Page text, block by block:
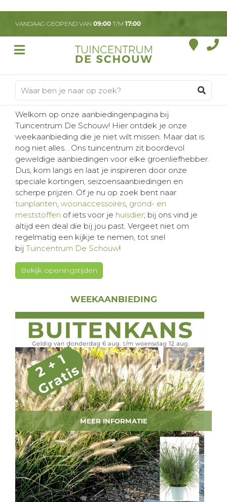
a
t
VANDAAG GEOPEND VAN 09:00 T/M 17:00
Welkom op onze aanbiedingenpagina bij
Tuincentrum De Schouw! Hier ontdek je onze
weekaanbieding die je niet wilt missen. Maar dat is
nog niet alles... Ons tuincentrum zit boordevol
geweldige aanbiedingen voor elke groenliefhebber.
Dus, kom langs en laat je inspireren door onze
speciale kortingen, seizoensaanbiedingen en
scherpe prijzen. Of je nu op zoek bent naar
tuinplanten, woonaccessoires, grond- en
meststoffen of iets voor je huisdier; bij ons vind je
altijd een deal die bij jou past. Vergeet niet om
regelmatig een kijkje te nemen, tot snel
bij Tuincentrum De Schouw!
Bekijk openingstijden
WEEKAANBIEDING
MEER INFORMATIE